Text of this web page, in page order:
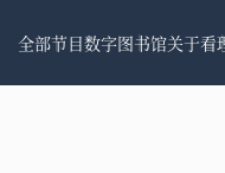
全部节目数字图书馆关于看